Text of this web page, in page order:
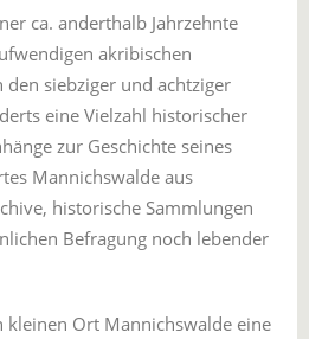
ca. anderthalb Jahrzehnte
akribischen
siebziger und achtziger
eine Vielzahl historischer
zur Geschichte seines
Mannichswalde aus
historische Sammlungen
Befragung noch lebender
Ort Mannichswalde eine